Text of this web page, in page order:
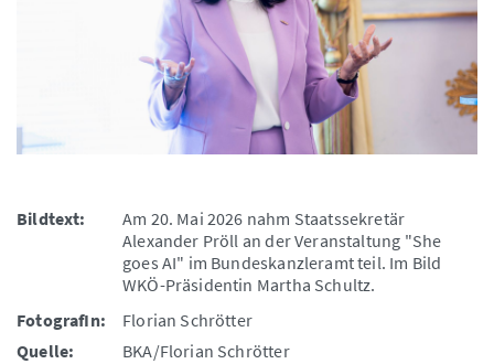
Bildtext:
Am 20. Mai 2026 nahm Staatssekretär
Alexander Pröll an der Veranstaltung "She
goes AI" im Bundeskanzleramt teil. Im Bild
WKÖ-Präsidentin Martha Schultz.
FotografIn:
Florian Schrötter
Quelle:
BKA/Florian Schrötter